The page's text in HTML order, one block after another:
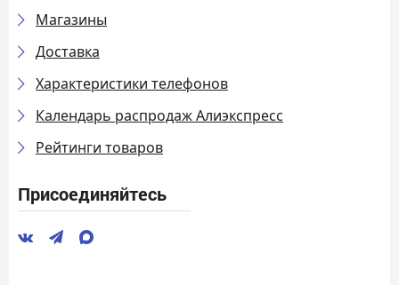
Магазины
Доставка
Характеристики телефонов
Календарь распродаж Алиэкспресс
Рейтинги товаров
Присоединяйтесь